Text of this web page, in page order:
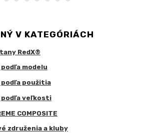
V KATEGÓRIÁCH
RedX®
modelu
použitia
podľa veľkosti
COMPOSITE
združenia a kluby